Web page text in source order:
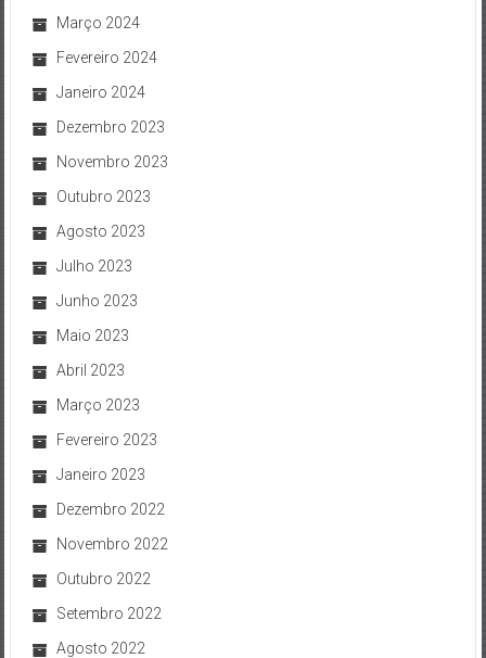
Março 2024
Fevereiro 2024
Janeiro 2024
Dezembro 2023
Novembro 2023
Outubro 2023
Agosto 2023
Julho 2023
Junho 2023
Maio 2023
Abril 2023
Março 2023
Fevereiro 2023
Janeiro 2023
Dezembro 2022
Novembro 2022
Outubro 2022
Setembro 2022
Agosto 2022